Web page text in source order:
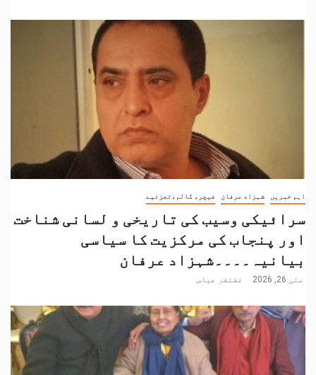
اہم خبریں شہزاد عرفان فیچر، کالم،تجزئیے
سرائیکی وسیب کی تاریخی و لسانی شناخت
اور پنجاب کی مرکزیت کا سیاسی
بیانیہ۔۔۔۔شہزاد عرفان
مئی 26, 2026 غضنفر عباس